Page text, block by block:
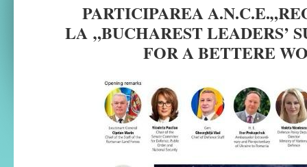
PARTICIPAREA
LA „BUCHAREST LEADERS’
FOR A BETTERE